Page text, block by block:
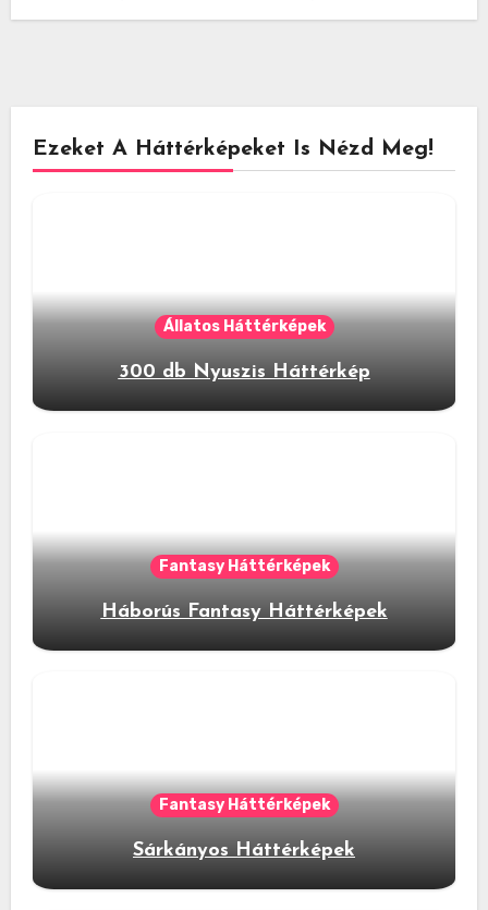
Ezeket A Háttérképeket Is Nézd Meg!
Állatos Háttérképek
300 db Nyuszis Háttérkép
Fantasy Háttérképek
Háborús Fantasy Háttérképek
Fantasy Háttérképek
Sárkányos Háttérképek